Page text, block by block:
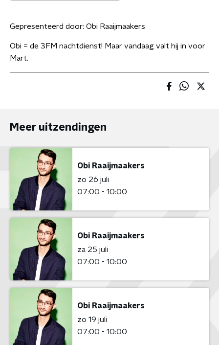
Gepresenteerd door: Obi Raaijmaakers
Obi = de 3FM nachtdienst! Maar vandaag valt hij in voor
Mart.
Meer uitzendingen
Obi Raaijmaakers
zo 26 juli
07:00 - 10:00
Obi Raaijmaakers
za 25 juli
07:00 - 10:00
Obi Raaijmaakers
zo 19 juli
07:00 - 10:00